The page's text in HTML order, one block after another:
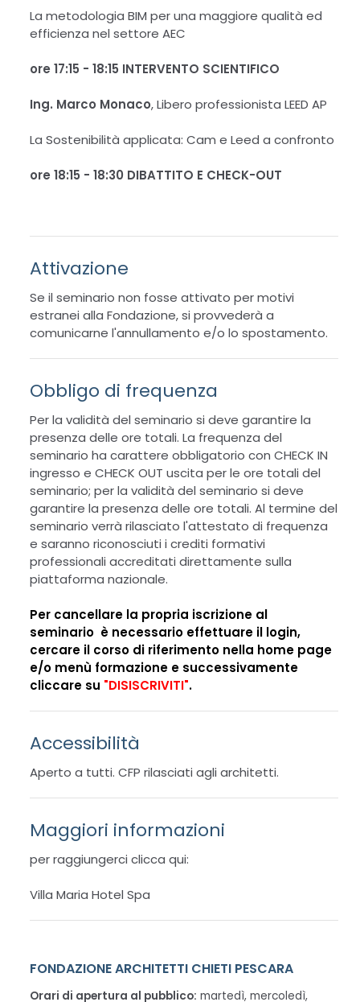
La metodologia BIM per una maggiore qualità ed
efficienza nel settore AEC
ore 17:15 - 18:15 INTERVENTO SCIENTIFICO
Ing. Marco Monaco, Libero professionista LEED AP
La Sostenibilità applicata: Cam e Leed a confronto
ore 18:15 - 18:30 DIBATTITO E CHECK-OUT
Attivazione
Se il seminario non fosse attivato per motivi
estranei alla Fondazione, si provvederà a
comunicarne l'annullamento e/o lo spostamento.
Obbligo di frequenza
Per la validità del seminario si deve garantire la
presenza delle ore totali. La frequenza del
seminario ha carattere obbligatorio con CHECK IN
ingresso e CHECK OUT uscita per le ore totali del
seminario; per la validità del seminario si deve
garantire la presenza delle ore totali. Al termine del
seminario verrà rilasciato l'attestato di frequenza
e saranno riconosciuti i crediti formativi
professionali accreditati direttamente sulla
piattaforma nazionale.
Per cancellare la propria iscrizione al
seminario è necessario effettuare il login,
cercare il corso di riferimento nella home page
e/o menù formazione e successivamente
cliccare su "DISISCRIVITI".
Accessibilità
Aperto a tutti. CFP rilasciati agli architetti.
Maggiori informazioni
per raggiungerci clicca qui:
Villa Maria Hotel Spa
FONDAZIONE ARCHITETTI CHIETI PESCARA
Orari di apertura al pubblico: martedì, mercoledì,